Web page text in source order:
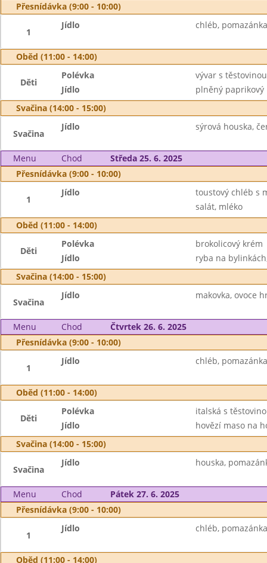
Přesnídávka (9:00 - 10:00)
1
Jídlo chléb,
Oběd (11:00 - 14:00)
Děti
Polévka
vývar s
Jídlo
plněný paprikový
Svačina (14:00 - 15:00)
Svačina
Jídlo sýrová houska,
Menu Chod
Středa 25. 6. 2025
Přesnídávka (9:00 - 10:00)
1
Jídlo
toustový chléb s
salát, mléko
Oběd (11:00 - 14:00)
Děti
Polévka
brokolicový krém
Jídlo
ryba na
Svačina (14:00 - 15:00)
Svačina
Jídlo makovka, ovoce
Menu Chod
Čtvrtek 26. 6. 2025
Přesnídávka (9:00 - 10:00)
1
Jídlo chléb,
Oběd (11:00 - 14:00)
Děti
Polévka
italská s
Jídlo
hovězí maso na
Svačina (14:00 - 15:00)
Svačina
Jídlo houska,
Menu Chod
Pátek 27. 6. 2025
Přesnídávka (9:00 - 10:00)
1
Jídlo chléb,
Oběd (11:00 - 14:00)